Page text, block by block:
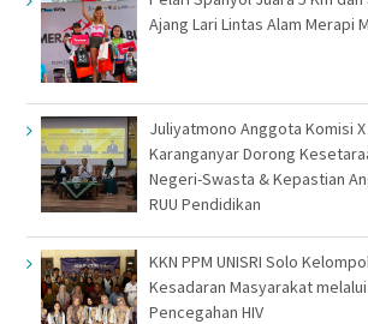
Ajang Lari Lintas Alam Merapi
Juliyatmono Anggota Komisi X
Karanganyar Dorong
Negeri-Swasta & Kepastian
RUU Pendidikan
KKN PPM UNISRI Solo
Kesadaran Masyarakat
Pencegahan HIV